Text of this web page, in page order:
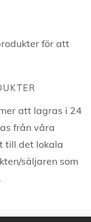
för att
att lagras i 24
från våra
till det lokala
säljaren som